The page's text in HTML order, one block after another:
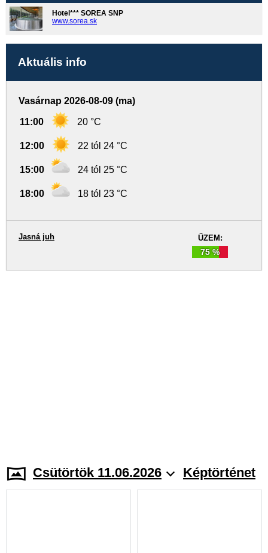
Hotel*** SOREA SNP
www.sorea.sk
Aktuális info
Vasárnap 2026-08-09 (ma)
11:00 20 °C
12:00 22 tól 24 °C
15:00 24 tól 25 °C
18:00 18 tól 23 °C
ŰZEM:
75 %
Jasná juh
Csütörtök 11.06.2026 Képtörténet